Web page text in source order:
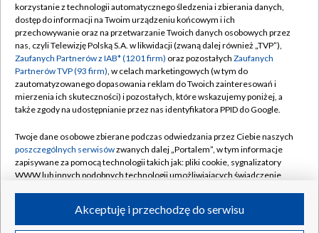
TVP
Abonament TVP
Emisja w TVP
Centrum informacji TVP
Naziemna Telewizja Cyfrowa
Rada Programowa
System NOS
Informacje o nadawcy
Program dla prasy
Regulamin TVP
Polityka prywatności
Moje zgody
Pomoc
Kontakt
Kanały
©2026 Telewizja Polska S.A. w likwidacji
korzystanie z technologii automatycznego śledzenia i zbierania danych,
dostęp do informacji na Twoim urządzeniu końcowym i ich
przechowywanie oraz na przetwarzanie Twoich danych osobowych przez
nas, czyli Telewizję Polską S.A. w likwidacji (zwaną dalej również „TVP”),
Zaufanych Partnerów z IAB* (1201 firm) oraz pozostałych Zaufanych
Partnerów TVP (93 firm), w celach marketingowych (w tym do
zautomatyzowanego dopasowania reklam do Twoich zainteresowań i
mierzenia ich skuteczności) i pozostałych, które wskazujemy poniżej, a
także zgody na udostępnianie przez nas identyfikatora PPID do Google.
Twoje dane osobowe zbierane podczas odwiedzania przez Ciebie naszych
poszczególnych serwisówzwanych dalej „Portalem”, w tym informacje
zapisywane za pomocą technologii takich jak: pliki cookie, sygnalizatory
WWW lub innych podobnych technologii umożliwiających świadczenie
ruchu w Internecie.Akceptuję i przechodzę do serwisu